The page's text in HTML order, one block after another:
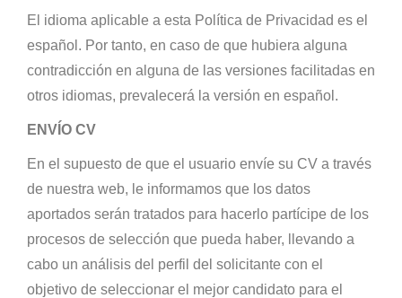
El idioma aplicable a esta Política de Privacidad es el
español. Por tanto, en caso de que hubiera alguna
contradicción en alguna de las versiones facilitadas en
otros idiomas, prevalecerá la versión en español.
ENVÍO CV
En el supuesto de que el usuario envíe su CV a través
de nuestra web, le informamos que los datos
aportados serán tratados para hacerlo partícipe de los
procesos de selección que pueda haber, llevando a
cabo un análisis del perfil del solicitante con el
objetivo de seleccionar el mejor candidato para el